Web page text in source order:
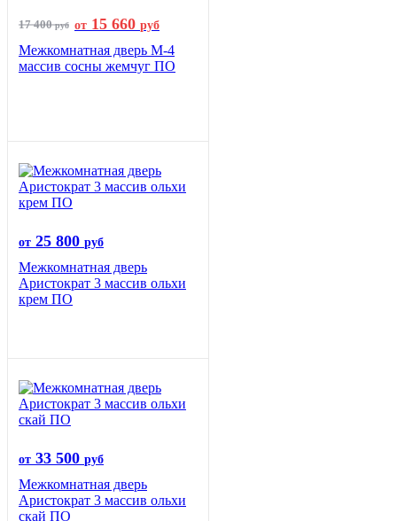
17 400руб от 15 660 руб
Межкомнатная дверь М-4
массив сосны жемчуг ПО
от 25 800 руб
Межкомнатная дверь
Аристократ 3 массив ольхи
крем ПО
от 33 500 руб
Межкомнатная дверь
Аристократ 3 массив ольхи
скай ПО